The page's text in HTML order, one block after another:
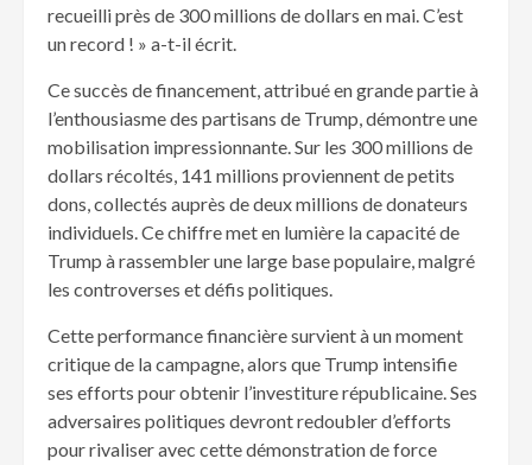
recueilli près de 300 millions de dollars en mai. C’est
un record ! » a-t-il écrit.
Ce succès de financement, attribué en grande partie à
l’enthousiasme des partisans de Trump, démontre une
mobilisation impressionnante. Sur les 300 millions de
dollars récoltés, 141 millions proviennent de petits
dons, collectés auprès de deux millions de donateurs
individuels. Ce chiffre met en lumière la capacité de
Trump à rassembler une large base populaire, malgré
les controverses et défis politiques.
Cette performance financière survient à un moment
critique de la campagne, alors que Trump intensifie
ses efforts pour obtenir l’investiture républicaine. Ses
adversaires politiques devront redoubler d’efforts
pour rivaliser avec cette démonstration de force